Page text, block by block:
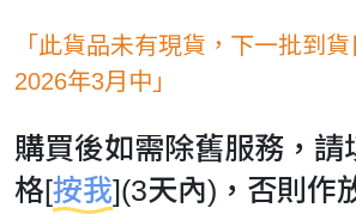
「此貨品未有現貨，下一批到
2026年3月中」
購買後如需除舊服務，請
格[按我](3天內)，否則作